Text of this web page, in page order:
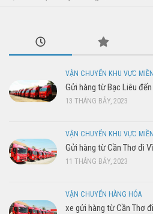
VẬN CHUYỂN KHU VỰC
Gửi hàng từ Bạc Liêu đến
13 THÁNG BẢY, 2023
VẬN CHUYỂN KHU VỰC
Gửi hàng từ Cần Thơ đi
11 THÁNG BẢY, 2023
VẬN CHUYỂN HÀNG HÓA
xe gửi hàng từ Cần Thơ